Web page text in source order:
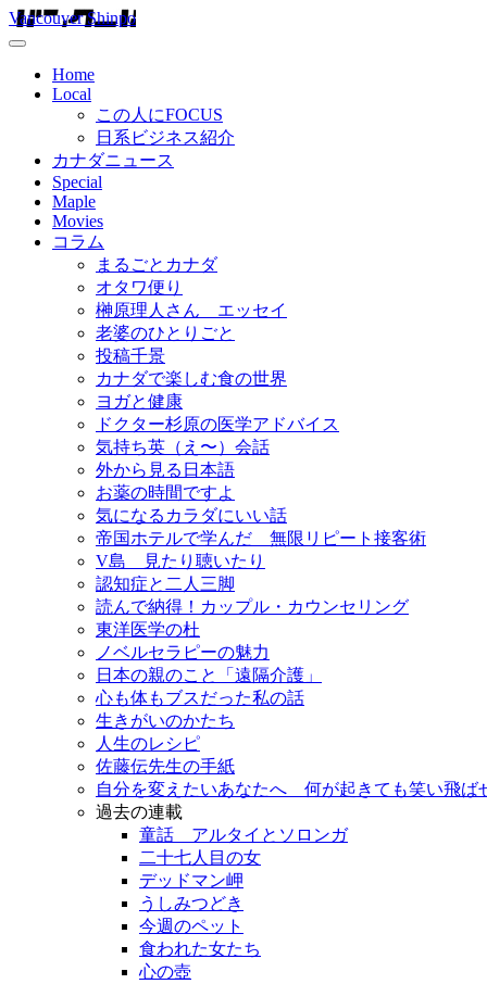
Vancouver Shinpo
Home
Local
この人にFOCUS
日系ビジネス紹介
カナダニュース
Special
Maple
Movies
コラム
まるごとカナダ
オタワ便り
榊原理人さん エッセイ
老婆のひとりごと
投稿千景
カナダで楽しむ食の世界
ヨガと健康
ドクター杉原の医学アドバイス
気持ち英（え〜）会話
外から見る日本語
お薬の時間ですよ
気になるカラダにいい話
帝国ホテルで学んだ 無限リピート接客術
V島 見たり聴いたり
認知症と二人三脚
読んで納得！カップル・カウンセリング
東洋医学の杜
ノベルセラピーの魅力
日本の親のこと「遠隔介護」
心も体もブスだった私の話
生きがいのかたち
人生のレシピ
佐藤伝先生の手紙
自分を変えたいあなたへ 何が起きても笑い飛ば
過去の連載
童話 アルタイとソロンガ
二十七人目の女
デッドマン岬
うしみつどき
今週のペット
食われた女たち
心の壺